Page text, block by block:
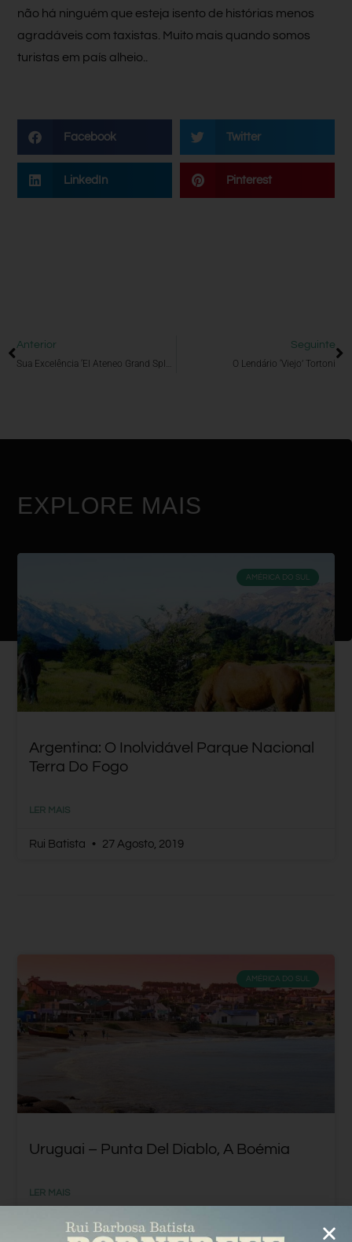
não há ninguém que esteja isento de histórias menos
agradáveis com taxistas. Muito mais quando somos
turistas em país alheio..
Facebook Twitter
LinkedIn Pinterest
Anterior
Seguinte
O Lendário ‘Viejo’ Tortoni
EXPLORE MAIS
AMÉRICA DO SUL
Argentina: O Inolvidável Parque Nacional
Terra Do Fogo
LER MAIS
Rui Batista 27 Agosto, 2019
AMÉRICA DO SUL
Uruguai – Punta Del Diablo, A Boémia
LER MAIS
Rui Batista 26 Agosto, 2018